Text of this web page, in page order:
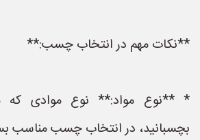
**نکات مهم در انتخاب چسب:**
* **نوع مواد:** نوع موادی که
بچسبانید، در انتخاب چسب مناسب